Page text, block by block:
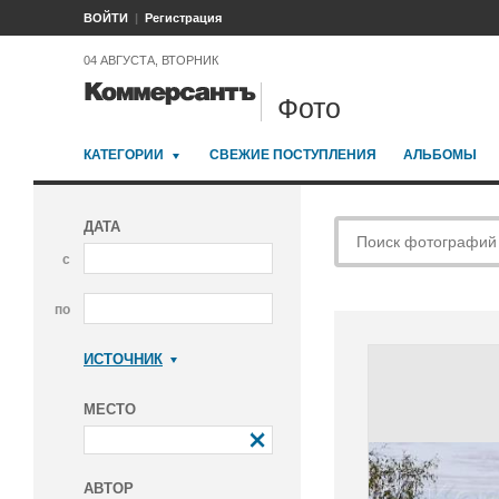
ВОЙТИ Регистрация
04 АВГУСТА, ВТОРНИК
Фото
КАТЕГОРИИ СВЕЖИЕ ПОСТУПЛЕНИЯ АЛЬБОМЫ
ДАТА
с
по
ИСТОЧНИК
МЕСТО
АВТОР